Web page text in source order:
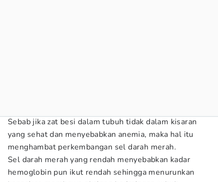
Sebab jika zat besi dalam tubuh tidak dalam kisaran
yang sehat dan menyebabkan anemia, maka hal itu
menghambat perkembangan sel darah merah.
Sel darah merah yang rendah menyebabkan kadar
hemoglobin pun ikut rendah sehingga menurunkan